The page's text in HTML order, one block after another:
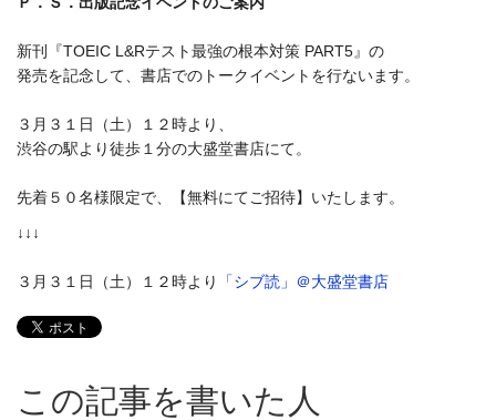
新刊『TOEIC L&Rテスト最強の根本対策 PART5』の
発売を記念して、書店でのトークイベントを行ないます。
３月３１日（土）１２時より、
渋谷の駅より徒歩１分の大盛堂書店にて。
先着５０名様限定で、【無料にてご招待】いたします。
↓↓↓
３月３１日（土）１２時より 「シブ読」＠大盛堂書店
この記事を書いた人